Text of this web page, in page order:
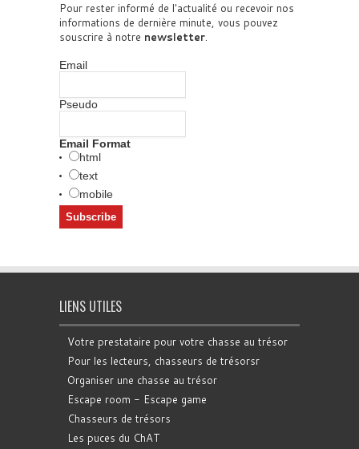
Pour rester informé de l'actualité ou recevoir nos
informations de dernière minute, vous pouvez
souscrire à notre newsletter.
Email
Pseudo
Email Format
html
text
mobile
LIENS UTILES
Votre prestataire pour votre chasse au trésor
Pour les lecteurs, chasseurs de trésorsr
Organiser une chasse au trésor
Escape room - Escape game
Chasseurs de trésors
Les puces du ChAT